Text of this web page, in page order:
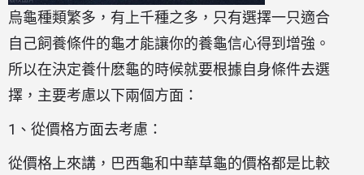
烏龜種類繁多，有上千種之多，只有選擇一只適合
自己飼養條件的龜才能讓你的養龜信心得到增強。
所以在決定養什麽龜的時候就要根據自身條件去選
擇，主要考慮以下兩個方面：
1、從價格方面去考慮：
從價格上來講，巴西龜和中華草龜的價格都是比較